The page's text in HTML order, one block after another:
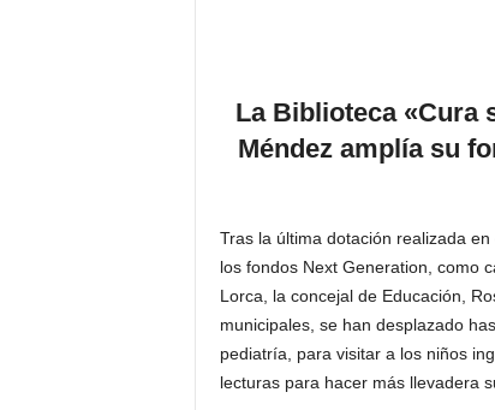
La Biblioteca «Cura
Méndez amplía su
Tras la última dotación realizada
los fondos Next Generation, como
Lorca, la concejal de Educación,
municipales, se han desplazado
pediatría, para visitar a los niños
lecturas para hacer más llevadera